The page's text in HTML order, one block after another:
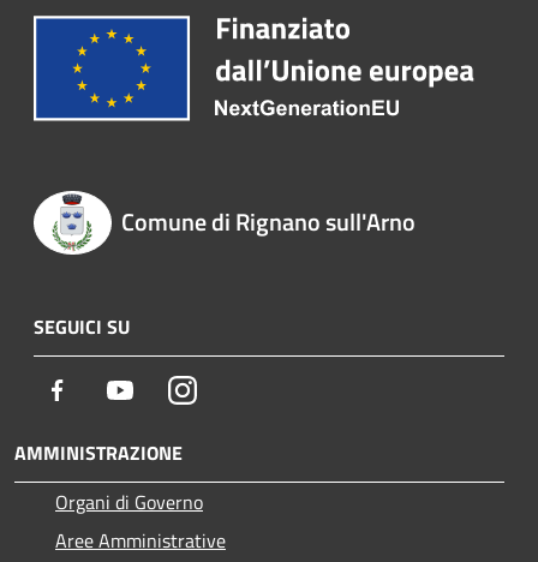
Comune di Rignano sull'Arno
SEGUICI SU
Facebook YoutubeInstagram
AMMINISTRAZIONE
Organi di Governo
Aree Amministrative